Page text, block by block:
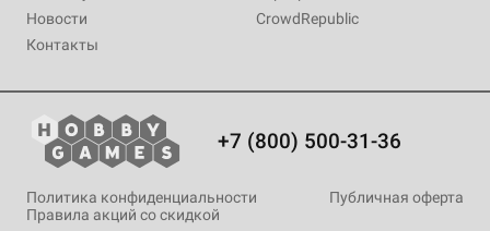
Новости
Контакты
CrowdRepublic
+7 (800) 500-31-36
Политика конфиденциальности
Публичная оферта
Правила акций со скидкой